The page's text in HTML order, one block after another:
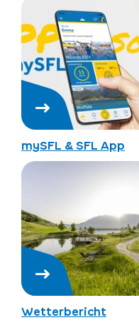
mySFL & SFL App
Wetterbericht